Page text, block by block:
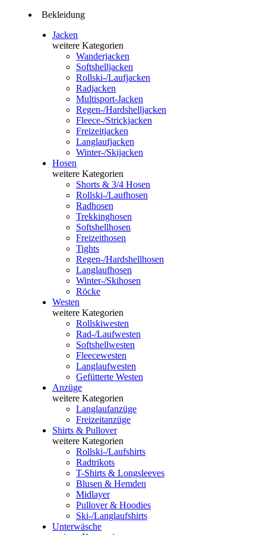
Bekleidung
Jacken
weitere Kategorien
Wanderjacken
Softshelljacken
Rollski-/Laufjacken
Radjacken
Multisport-Jacken
Regen-/Hardshelljacken
Fleece-/Strickjacken
Freizeitjacken
Langlaufjacken
Winter-/Skijacken
Hosen
weitere Kategorien
Shorts & 3/4 Hosen
Rollski-/Laufhosen
Radhosen
Trekkinghosen
Softshellhosen
Freizeithosen
Tights
Regen-/Hardshellhosen
Langlaufhosen
Winter-/Skihosen
Röcke
Westen
weitere Kategorien
Rollskiwesten
Rad-/Laufwesten
Softshellwesten
Fleecewesten
Langlaufwesten
Gefütterte Westen
Anzüge
weitere Kategorien
Langlaufanzüge
Freizeitanzüge
Shirts & Pullover
weitere Kategorien
Rollski-/Laufshirts
Radtrikots
T-Shirts & Longsleeves
Blusen & Hemden
Midlayer
Pullover & Hoodies
Ski-/Langlaufshirts
Unterwäsche